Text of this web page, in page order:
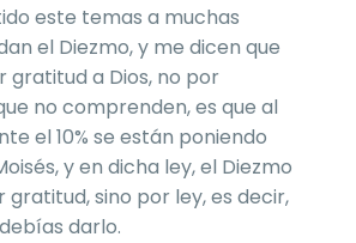
este temas a muchas
el Diezmo, y me dicen que
gratitud a Dios, no por
no comprenden, es que al
el 10% se están poniendo
y en dicha ley, el Diezmo
gratitud, sino por ley, es decir,
darlo.